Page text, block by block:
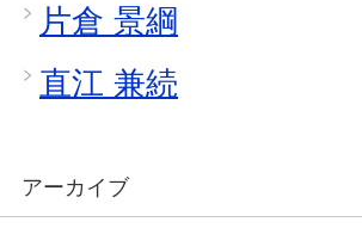
片倉 景綱
直江 兼続
アーカイブ